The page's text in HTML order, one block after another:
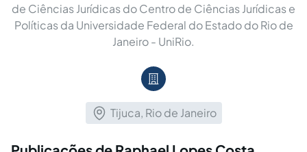
de Ciências Jurídicas do Centro de Ciências Jurídicas e
Políticas da Universidade Federal do Estado do Rio de
Janeiro - UniRio.
Tijuca, Rio de Janeiro